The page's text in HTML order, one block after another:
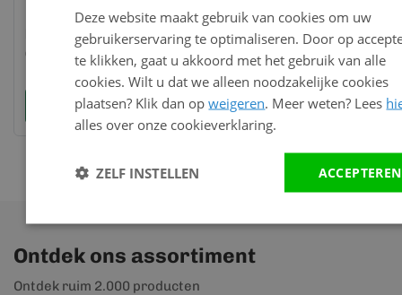
Milyt high tack
lijmkoker 290ml
(wit)
Bekijk en bestel
Ontdek ons assortiment
Ontdek ruim 2.000 producten
Deze website maakt gebruik van cookies om uw
gebruikerservaring te optimaliseren. Door op
te klikken, gaat u akkoord met het gebruik van alle
cookies. Wilt u dat we alleen noodzakelijke cookies
plaatsen? Klik dan opweigeren. Meer weten? Lees
alles over onze cookieverklaring.
ACCEPTEREN
ZELF INSTELLEN